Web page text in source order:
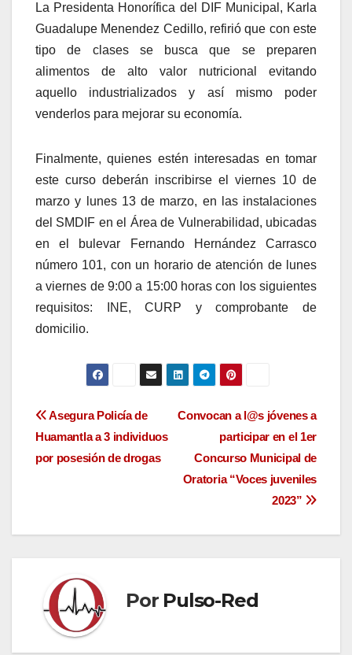
La Presidenta Honorífica del DIF Municipal, Karla
Guadalupe Menendez Cedillo, refirió que con este
tipo de clases se busca que se preparen
alimentos de alto valor nutricional evitando
aquello industrializados y así mismo poder
venderlos para mejorar su economía.
Finalmente, quienes estén interesadas en tomar
este curso deberán inscribirse el viernes 10 de
marzo y lunes 13 de marzo, en las instalaciones
del SMDIF en el Área de Vulnerabilidad, ubicadas
en el bulevar Fernando Hernández Carrasco
número 101, con un horario de atención de lunes
a viernes de 9:00 a 15:00 horas con los siguientes
requisitos: INE, CURP y comprobante de
domicilio.
Navegación
de
Convocan a l@s jóvenes a
participar en el 1er
Concurso Municipal de
Oratoria “Voces juveniles
2023”
Asegura Policía de
Huamantla a 3 individuos
por posesión de drogas
Por Pulso-Red